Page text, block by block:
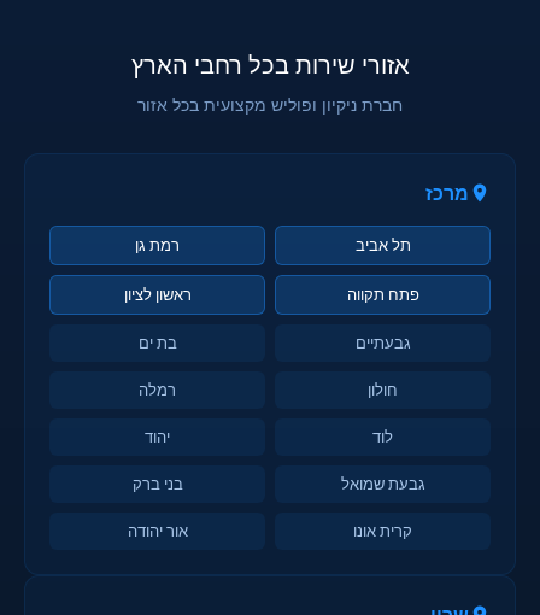
אזורי שירות בכל רחבי הארץ
חברת ניקיון ופוליש מקצועית בכל אזור
מרכז
תל אביב רמת גן
פתח תקווה ראשון לציון
גבעתיים בת ים
חולון רמלה
לוד יהוד
גבעת שמואל בני ברק
קרית אונו אור יהודה